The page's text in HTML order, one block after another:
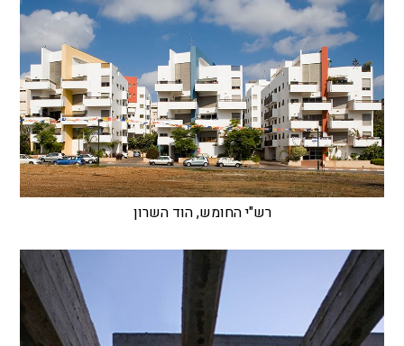
רש"י החומש, הוד השרון